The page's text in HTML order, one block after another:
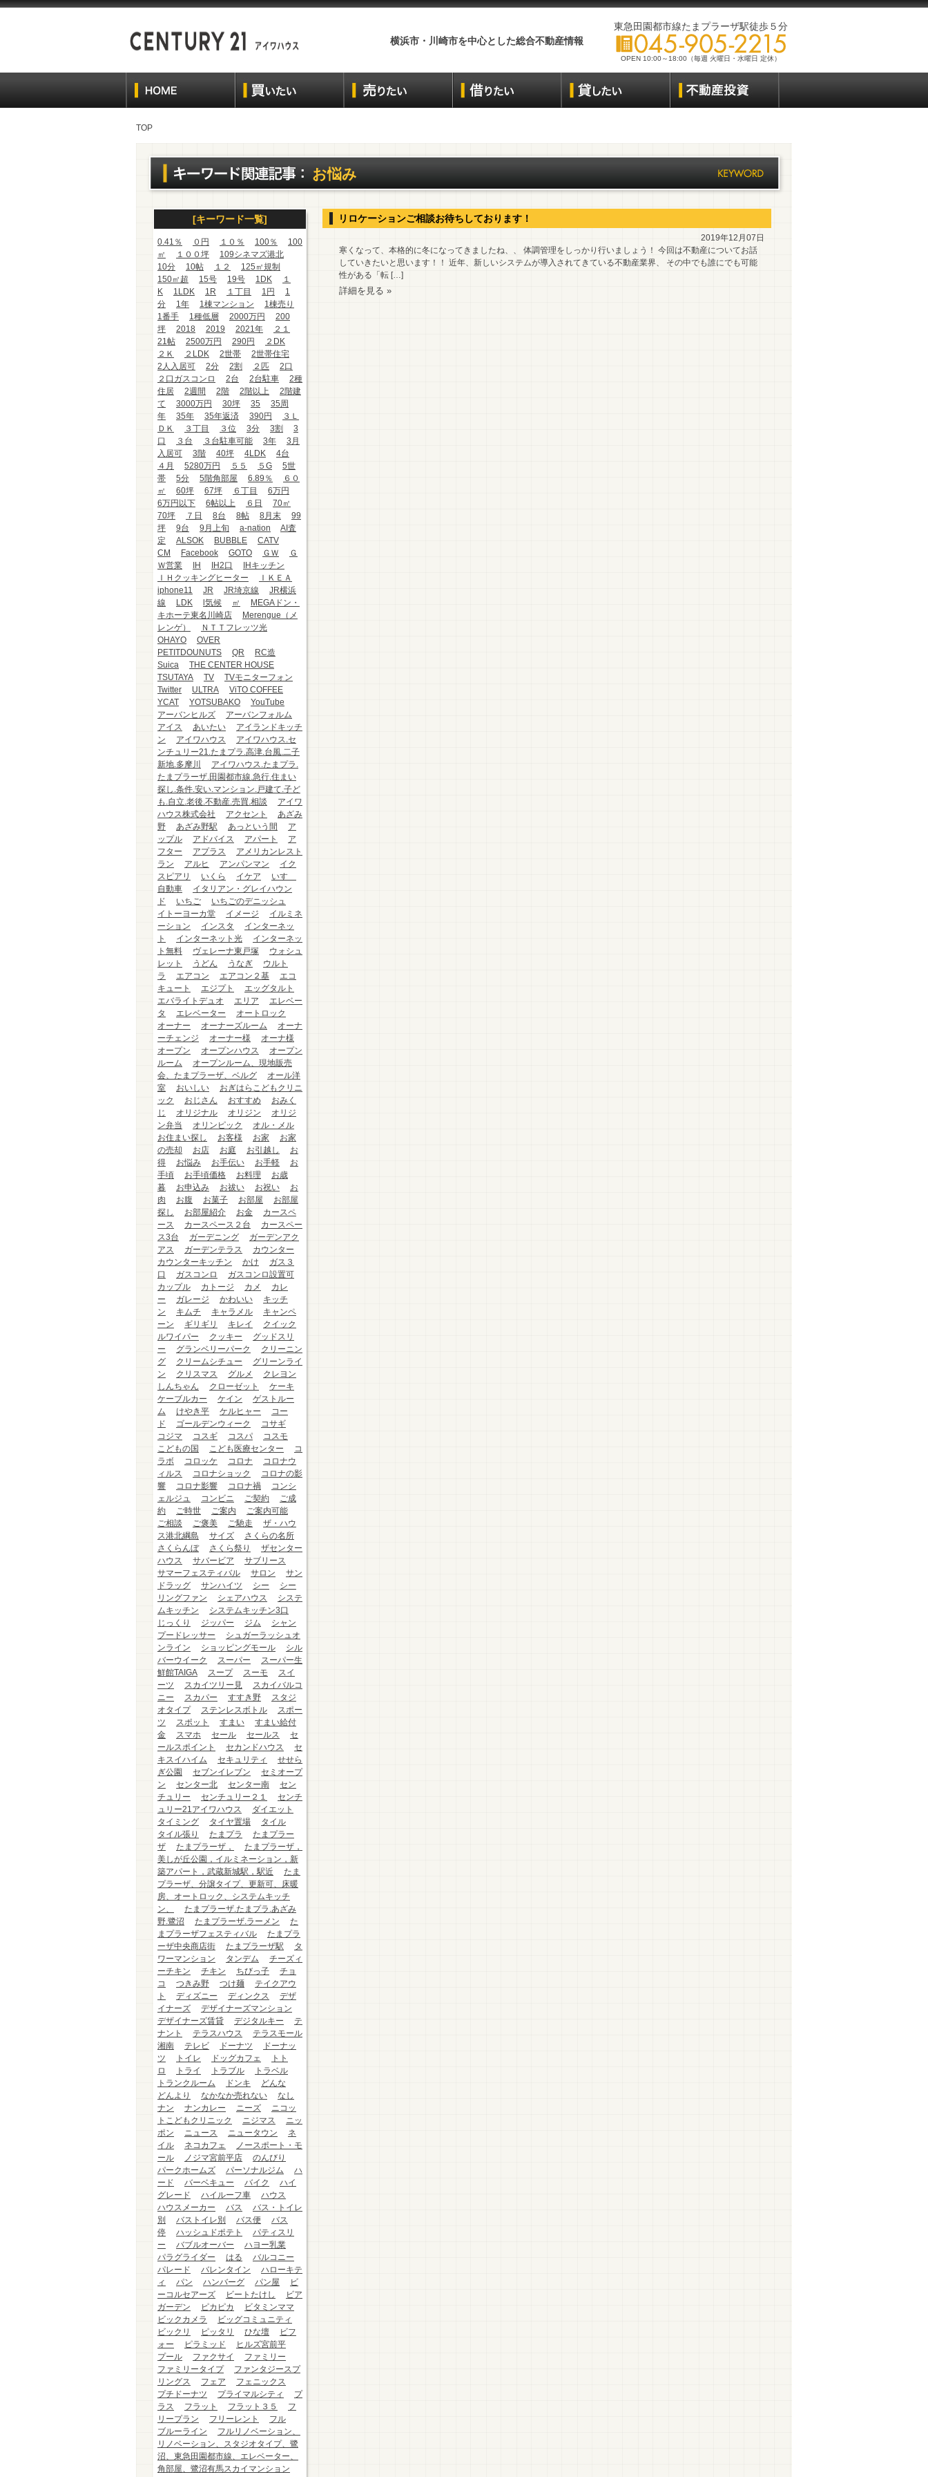
横浜市・川崎市を中心とした総合不動産情報
東急田園都市線たまプラーザ駅徒歩５分
OPEN 10:00～18:00（毎週 火曜日・水曜日 定休）
TOP
お悩み
[キーワード一覧]
0.41％ ０円 １０％ 100％
100
㎡
１００坪
109シネマズ港北
10分
10帖 １２
125㎡規制
150㎡超
15号 19号 1DK
１
K
1LDK 1R １丁目 1円
1
分
1年 1棟マンション
1棟売り
1番手
1種低層 2000万円
200
坪
2018 2019 2021年
２１
21帖
2500万円 290円
２DK
２Ｋ
２LDK 2世帯
2世帯住宅
2人入居可
2分 2割 ２匹
2口
２口ガスコンロ
2台 2台駐車
2種
住居
2週間 2階 2階以上
2階建
て
3000万円 30坪 35
35周
年
35年 35年返済 390円
３Ｌ
ＤＫ
３丁目 ３位 3分 3割
3
口
３台 ３台駐車可能 3年
3月
入居可
3階 40坪 4LDK
4台
４月
5280万円 ５５ ５G
5世
帯
5分 5階角部屋 6.89％
６０
㎡
60坪 67坪 ６丁目
6万円
6万円以下
6帖以上 ６日
70㎡
70坪
７日 8台 8帖 8月末
99
坪
9台 9月上旬 a-nation
AI査
定
ALSOK BUBBLE
CATV
CM
Facebook GOTO ＧＷ
Ｇ
Ｗ営業
IH IH2口
IHキッチン
ＩＨクッキングヒーター
ＩＫＥＡ
iphone11
JR JR埼京線
JR横浜
線
LDK l気候 ㎡
MEGAドン・
キホーテ東名川崎店
Merengue（メ
レンゲ）
ＮＴＴフレッツ光
OHAYO
OVER
PETITDOUNUTS
QR
RC造
Suica
THE CENTER HOUSE
TSUTAYA
TV
TVモニターフォン
Twitter
ULTRA
ViTO COFFEE
YCAT
YOTSUBAKO
YouTube
アーバンヒルズ
アーバンフォルム
アイス
あいたい
アイランドキッチ
ン
アイワハウス
アイワハウス.セ
ンチュリー21.たまプラ.高津.台風.二子
新地.多摩川
アイワハウス.たまプラ.
たまプラーザ.田園都市線.急行.住まい
探し.条件.安い.マンション.戸建て.子ど
も.自立.老後.不動産.売買.相談
アイワ
ハウス株式会社
アクセント
あざみ
野
あざみ野駅 あっという間
ア
ップル
アドバイス アパート
ア
フター
アプラス
アメリカンレスト
ラン
アルヒ アンパンマン
イク
スピアリ
いくら イケア
いすゞ
自動車
イタリアン・グレイハウン
ド
いちご
いちごのデニッシュ
イトーヨーカ堂
イメージ
イルミネ
ーション
インスタ
インターネッ
ト
インターネット光
インターネッ
ト無料
ヴェレーナ東戸塚
ウォシュ
レット
うどん うなぎ
ウルト
ラ
エアコン エアコン２基
エコ
キュート
エジプト
エッグタルト
エバライトデュオ
エリア
エレベー
タ
エレベーター
オートロック
オーナー
オーナーズルーム
オーナ
ーチェンジ
オーナー様
オーナ様
オープン
オープンハウス
オープン
ルーム
オープンルーム、現地販売
会、たまプラーザ、ベルグ
オール洋
室
おいしい
おぎはらこどもクリニ
ック
おじさん おすすめ
おみく
じ
オリジナル オリジン
オリジ
ン弁当
オリンピック
オル・メル
お住まい探し
お客様 お家
お家
の売却
お店 お庭 お引越し
お
得
お悩み お手伝い お手軽
お
手頃
お手頃価格 お料理
お歳
暮
お申込み お祓い お祝い
お
肉
お腹 お菓子 お部屋
お部屋
探し
お部屋紹介 お金
カースペ
ース
カースペース２台
カースペー
ス3台
ガーデニング
ガーデンアク
アス
ガーデンテラス
カウンター
カウンターキッチン
かけ
ガス３
口
ガスコンロ
ガスコンロ設置可
カップル
カトージ カメ
カレ
ー
ガレージ かわいい
キッチ
ン
キムチ キャラメル
キャンペ
ーン
ギリギリ キレイ
クイック
ルワイパー
クッキー
グッドスリ
ー
グランベリーパーク
クリーニン
グ
クリームシチュー
グリーンライ
ン
クリスマス グルメ
クレヨン
しんちゃん
クローゼット
ケーキ
ケーブルカー
ケイン
ゲストルー
ム
けやき平 ケルヒャー
コー
ド
ゴールデンウィーク
コサギ
コジマ
コスギ コスパ
コスモ
こどもの国
こども医療センター
コ
ラボ
コロッケ コロナ
コロナウ
ィルス
コロナショック
コロナの影
響
コロナ影響 コロナ禍
コンシ
ェルジュ
コンビニ ご契約
ご成
約
ご時世 ご案内
ご案内可能
ご相談
ご褒美 ご馳走
ザ・ハウ
ス港北綱島
サイズ
さくらの名所
さくらんぼ
さくら祭り
ザセンター
ハウス
サバービア
サブリース
サマーフェスティバル
サロン
サン
ドラッグ
サンハイツ シー
シー
リングファン
シェアハウス
システ
ムキッチン
システムキッチン3口
じっくり
ジッパー ジム
シャン
プードレッサー
シュガーラッシュオ
ンライン
ショッピングモール
シル
バーウイーク
スーパー
スーパー生
鮮館TAIGA
スープ スーモ
スイ
ーツ
スカイツリー見
スカイバルコ
ニー
スカパー すすき野
スタジ
オタイプ
ステンレスボトル
スポー
ツ
スポット すまい
すまい給付
金
スマホ セール セールス
セ
ールスポイント
セカンドハウス
セ
キスイハイム
セキュリティ
せせら
ぎ公園
セブンイレブン
セミオープ
ン
センター北 センター南
セン
チュリー
センチュリー２１
センチ
ュリー21アイワハウス
ダイエット
タイミング
タイヤ置場
タイル
タイル張り
たまプラ
たまプラー
ザ
たまプラーザ，
たまプラーザ，
美しが丘公園，イルミネーション，新
築アパート，武蔵新城駅，駅近
たま
プラーザ、分譲タイプ、更新可、床暖
房、オートロック、システムキッチ
ン、
たまプラーザ.たまプラ.あざみ
野.鷺沼
たまプラーザ.ラーメン
た
まプラーザフェスティバル
たまプラ
ーザ中央商店街
たまプラーザ駅
タ
ワーマンション
タンデム
チーズィ
ーチキン
チキン ちびっ子
チョ
コ
つきみ野 つけ麺
テイクアウ
ト
ディズニー ディンクス
デザ
イナーズ
デザイナーズマンション
デザイナーズ賃貸
デジタルキー
テ
ナント
テラスハウス
テラスモール
湘南
テレビ ドーナツ
ドーナッ
ツ
トイレ ドッグカフェ
トト
ロ
トライ トラブル
トラベル
トランクルーム
ドンキ
どんな
どんより
なかなか売れない
なし
ナン
ナンカレー ニーズ
ニコッ
トこどもクリニック
ニジマス
ニッ
ポン
ニュース ニュータウン
ネ
イル
ネコカフェ
ノースポート・モ
ール
ノジマ宮前平店
のんびり
パークホームズ
パーソナルジム
ハ
ード
バーベキュー バイク
ハイ
グレード
ハイルーフ車
ハウス
ハウスメーカー
バス
バス・トイレ
別
バストイレ別 バス便
バス
停
ハッシュドポテト
パティスリ
ー
バブルオーバー
ハヨー乳業
パラグライダー
はる
バルコニー
パレード
バレンタイン
ハローキテ
ィ
パン ハンバーグ パン屋
ビ
ーコルセアーズ
ビートたけし
ビア
ガーデン
ピカピカ
ビタミンママ
ビックカメラ
ビッグコミュニティ
ビックリ
ピッタリ ひな壇
ビフ
ォー
ピラミッド
ヒルズ宮前平
プール
ファクサイ
ファミリー
ファミリータイプ
ファンタジースプ
リングス
フェア
フェニックス
プチドーナツ
プライマルシティ
プ
ラス
フラット フラット３５
フ
リープラン
フリーレント
フル
ブルーライン
フルリノベーション、
リノベーション、スタジオタイプ、鷺
沼、東急田園都市線、エレベーター、
角部屋、鷺沼有馬スカイマンション
リロケーションご相談お待ちしております！
2019年12月07日
寒くなって、本格的に冬になってきましたね、、 体調管理をしっかり行いましょう！ 今回は不動産についてお話
していきたいと思います！！ 近年、新しいシステムが導入されてきている不動産業界、 その中でも誰にでも可能
性がある「転 […]
詳細を見る »